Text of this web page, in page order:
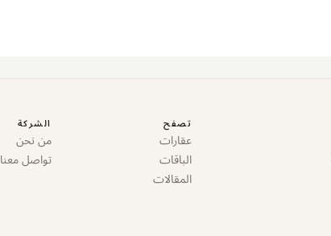
تصفح
عقارات
الباقات
المقالات
الشركة
من نحن
تواصل معنا